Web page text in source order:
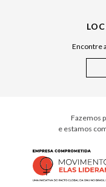
Cuidados CasaEncontre
Fazemos
e estamos